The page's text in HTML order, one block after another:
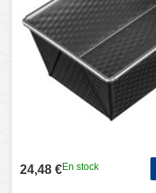
24,48 €En stock